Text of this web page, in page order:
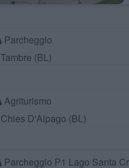
Parcheggio
Tambre (BL)
Agriturismo
Chies D'Alpago (BL)
Parcheggio P1 Lago Santa